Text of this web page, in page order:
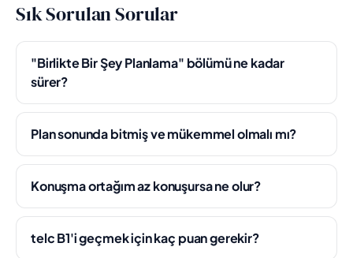
Sık Sorulan Sorular
"Birlikte Bir Şey Planlama" bölümü ne kadar
sürer?
Plan sonunda bitmiş ve mükemmel olmalı mı?
Konuşma ortağım az konuşursa ne olur?
telc B1'i geçmek için kaç puan gerekir?